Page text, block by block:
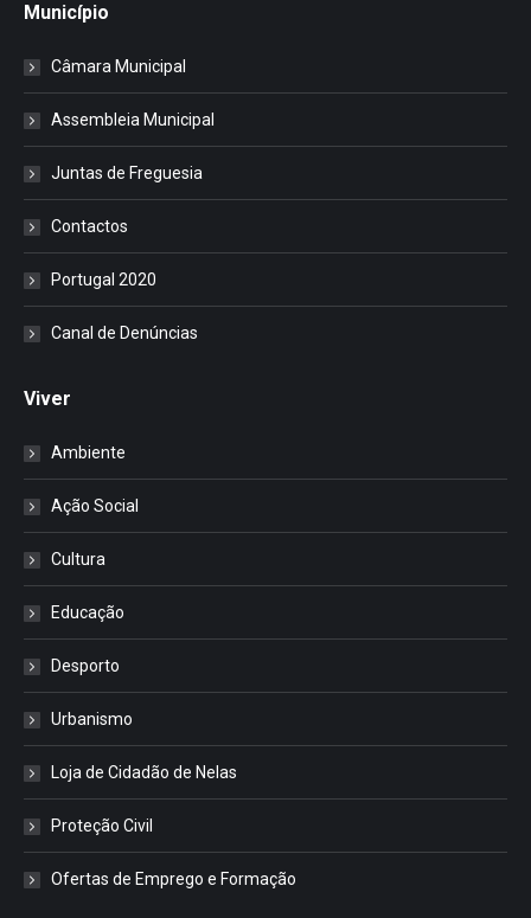
Município
Câmara Municipal
Assembleia Municipal
Juntas de Freguesia
Contactos
Portugal 2020
Canal de Denúncias
Viver
Ambiente
Ação Social
Cultura
Educação
Desporto
Urbanismo
Loja de Cidadão de Nelas
Proteção Civil
Ofertas de Emprego e Formação